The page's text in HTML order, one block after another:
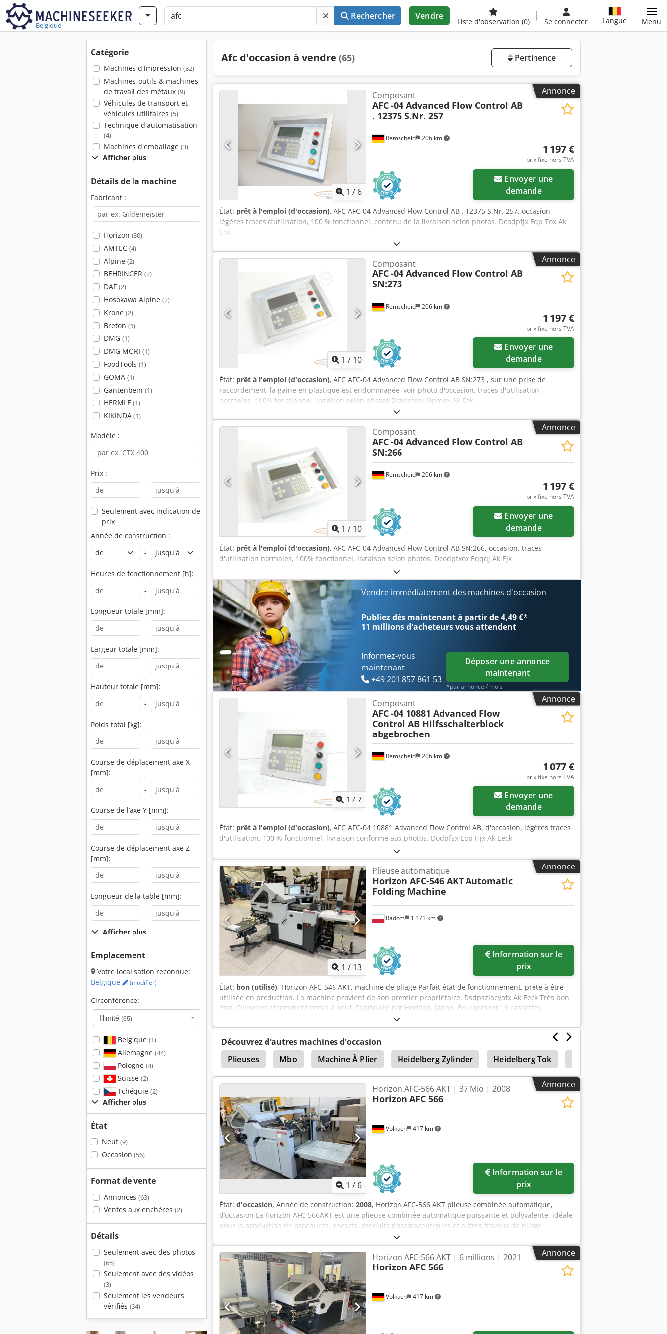
Belgique
Rechercher Vendre
Liste d'observation (0) Se connecter Langue Menu
Catégorie
Machines d'impression (32)
Machines-outils & machines
de travail des métaux (9)
Véhicules de transport et
véhicules utilitaires (5)
Technique d'automatisation
(4)
Machines d'emballage (3)
Afficher plus
Détails de la machine
Fabricant :
Horizon (30)
AMTEC (4)
Alpine (2)
BEHRINGER (2)
DAF (2)
Hosokawa Alpine (2)
Krone (2)
Breton (1)
DMG (1)
DMG MORI (1)
FoodTools (1)
GOMA (1)
Gantenbein (1)
HERMLE (1)
KIKINDA (1)
Modèle :
Prix :
-
Seulement avec indication de
prix
Année de construction :
-
Heures de fonctionnement [h]:
-
Longueur totale [mm]:
-
Largeur totale [mm]:
-
Hauteur totale [mm]:
-
Poids total [kg]:
-
Course de déplacement axe X
[mm]:
-
Course de l’axe Y [mm]:
-
Course de déplacement axe Z
[mm]:
-
Longueur de la table [mm]:
-
Afficher plus
Emplacement
Votre localisation reconnue:
Belgique
(modifier)
Circonférence:
Illimité (65)
Belgique (1)
Allemagne (44)
Pologne (4)
Suisse (2)
Tchéquie (2)
Afficher plus
État
Neuf(9)
Occasion (56)
Format de vente
Annonces (63)
Ventes aux enchères (2)
Détails
Seulement avec des photos
(65)
Seulement avec des vidéos
(3)
Seulement les vendeurs
vérifiés (34)
Afc d'occasion à vendre (65) Pertinence
Annonce
1 / 6
Remscheid 206 km
Composant
AFC-04 Advanced Flow Control AB
. 12375 S.Nr. 257
1 197 €
prix fixe hors TVA
demande
État: prêt à l'emploi (d'occasion), AFC AFC-04 Advanced Flow Control AB . 12375 S.Nr. 257, occasion,
légères traces d’utilisation, 100 % fonctionnel, contenu de la livraison selon photos. Dcodpfjx Eqp Tox Ak
Eok
Annonce
1 / 10
Remscheid 206 km
Composant
AFC-04 Advanced Flow Control AB
SN:273
1 197 €
prix fixe hors TVA
demande
État: prêt à l'emploi (d'occasion), AFC AFC-04 Advanced Flow Control AB SN:273 , sur une prise de
raccordement, la gaine en plastique est endommagée, voir photo,d'occasion, traces d'utilisation
normales, 100% fonctionnel, livraison selon photos Dcsdpfsrv Npmox Ak Eok
Annonce
1 / 10
Remscheid 206 km
Composant
AFC-04 Advanced Flow Control AB
SN:266
1 197 €
prix fixe hors TVA
demande
État: prêt à l'emploi (d'occasion), AFC AFC-04 Advanced Flow Control AB SN:266, occasion, traces
d'utilisation normales, 100% fonctionnel, livraison selon photos. Dcodpfxox Eqqqj Ak Ejk
Vendre immédiatement des machines d'occasion
Publiez dès maintenant à partir de 4,49 €*
11 millions d'acheteursvous attendent
Informez-vous
maintenant
+49 201 857 861 53
Déposer une annonce
maintenant
*par annonce / mois
Annonce
1 /7
Remscheid 206 km
Composant
AFC-04 10881 Advanced Flow
Control AB Hilfsschalterblock
abgebrochen
1 077 €
prix fixe hors TVA
demande
État: prêt à l'emploi (d'occasion), AFC AFC-04 10881 Advanced Flow Control AB, d'occasion, légères traces
d'utilisation, 100 % fonctionnel, livraison conforme aux photos. Dodpfsx Eqp Hjx Ak Eeck
Annonce
1 / 13
Radom 1 171 km
Plieuse automatique
Horizon AFC-546 AKTAutomatic
Folding Machine
Information sur le
prix
État: bon (utilisé), Horizon AFC-546 AKT, machine de pliage Parfait état de fonctionnement, prête à être
utilisée en production. La machine provient de son premier propriétaire. Dsdpszlacyofx Ak Eeck Très bon
état. Cylindres récemment remis à neuf. Fabriquée par Horizon, Japon. Équipement : 6 cassettes
parallèles 1 couteau électronique 2 cassettes à couteaux Format maximal : 540 x 760 mm ; format
minimal : 120 x 172 mm La machine est entièrement contrôlée à l’aide d’un panneau de commande
tactile. Le kit comprend : – trousse d’outils – composants supplémentaires – manuel d’utilisation –
compresseur
Découvrez d'autres machines d'occasion
Plieuses
Mbo Machine À Plier Heidelberg Zylinder Heidelberg Tok
Électronique De Commande Heidenhain
Annonce
1 / 6
Volkach 417 km
Horizon AFC-566 AKT | 37 Mio | 2008
Horizon AFC 566
Information sur le
prix
État: d'occasion, Année de construction: 2008, Horizon AFC-566 AKT plieuse combinée automatique,
d’occasion La Horizon AFC-566AKT est une plieuse combinée automatique puissante et polyvalente, idéale
pour la production de brochures, encarts, produits pharmaceutiques et autres travaux de pliage
exigeants. Caractéristiques principales : - 6 poches de pliage, 1 croix de pliage et 2 poches de pliage
supplémentaires sous la croix pour de nombreux schémas de pliage - 17 programmes de pliage
prédéfinis, sélectionnables facilement via le grand écran couleur tactile LCD - Réglage entièrement
automatique pour des changements de travaux rapides et des temps de préparation minimisés - Système
avancé d’alimentation par aspiration à air rotatif Horizon pour une prise de feuille rapide et homogène -
Cylindres de pliage en acier et polyuréthane souple, assurant une prise optimale et un pli net, régulier
Dcsdpjzpvzyjfx Ak Ejk Spécifications techniques : - Format maximal de feuille : 558 x 850 mm (jusqu’à 1.100
mm avec table d’extension en option) - Format minimal de feuille : 128 x 148 mm - Grammage papier : de
35 à 220 g/m² - Vitesse de bande : de 30 à 230 m/min (pli croisé 180 m/min) - Cadence de production :
jusqu’à 42.000 cycles/h (tête d’aspiration), 21.000 cycles/h (pli croisé) - Alimentation électrique : 230 V,
Annonce
Volkach 417 km
Horizon AFC-566 AKT | 6 millions | 2021
Horizon AFC 566